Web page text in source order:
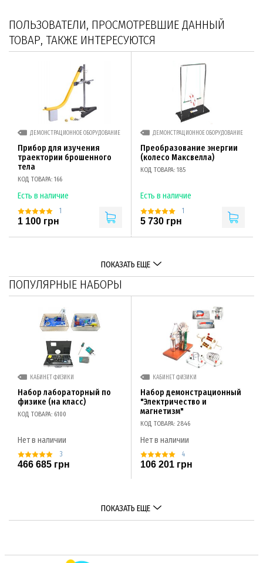
ПОЛЬЗОВАТЕЛИ, ПРОСМОТРЕВШИЕ ДАННЫЙ
ТОВАР, ТАКЖЕ ИНТЕРЕСУЮТСЯ
ДЕМОНСТРАЦИОННОЕ ОБОРУДОВАНИЕ
Прибор для изучения
траектории брошенного
тела
КОД ТОВАРА: 166
Есть в наличие
1
1 100 грн
ДЕМОНСТРАЦИОННОЕ ОБОРУДОВАНИЕ
Преобразование энергии
(колесо Максвелла)
КОД ТОВАРА: 185
Есть в наличие
1
5 730 грн
ПОКАЗАТЬ ЕЩЕ
ПОПУЛЯРНЫЕ НАБОРЫ
КАБИНЕТ ФИЗИКИ
Набор лабораторный по
физике (на класс)
КОД ТОВАРА: 6100
Нет в наличии
3
466 685 грн
КАБИНЕТ ФИЗИКИ
Набор демонстрационный
"Электричество и
магнетизм"
КОД ТОВАРА: 2846
Нет в наличии
4
106 201 грн
ПОКАЗАТЬ ЕЩЕ